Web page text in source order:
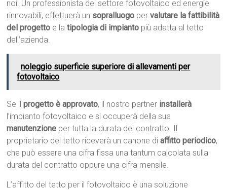
noi. Un professionista del settore fotovoltaico ed energie
rinnovabili, effettuerà un sopralluogo pervalutare la fattibilità
del progetto e latipologia di impianto più adatta al tetto
dell’azienda.
noleggio superficie superiore di allevamenti per
fotovoltaico
Se ilprogetto è approvato, il nostro partner installerà
l’impianto fotovoltaico e si occuperà della sua
manutenzione per tutta la durata del contratto. Il
proprietario del tetto riceverà un canone diaffitto periodico,
che può essere una cifra fissa una tantum calcolata sulla
durata del contratto oppure una cifra mensile.
L’affitto del tetto per il fotovoltaico è una soluzione